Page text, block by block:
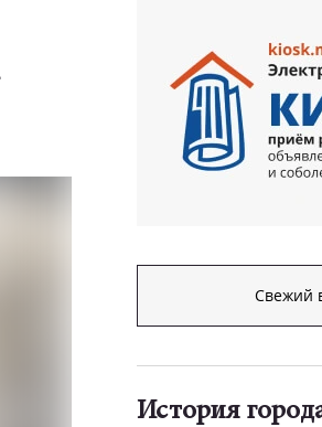
Свежий
История